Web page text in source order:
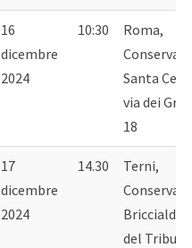
16
dicembre
2024
10:30
Roma,
Santa
via dei
18
17
dicembre
2024
14.30
Terni,
Briccialdi,
del